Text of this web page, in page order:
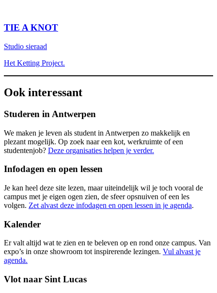
TIE A KNOT
Studio sieraad
Het Ketting Project.
Ook interessant
Studeren in Antwerpen
We maken je leven als student in Antwerpen zo makkelijk en
plezant mogelijk. Op zoek naar een kot, werkruimte of een
studentenjob? Deze organisaties helpen je verder.
Infodagen en open lessen
Je kan heel deze site lezen, maar uiteindelijk wil je toch vooral de
campus met je eigen ogen zien, de sfeer opsnuiven of een les
volgen. Zet alvast deze infodagen en open lessen in je agenda.
Kalender
Er valt altijd wat te zien en te beleven op en rond onze campus. Van
expo’s in onze showroom tot inspirerende lezingen. Vul alvast je
agenda.
Vlot naar Sint Lucas